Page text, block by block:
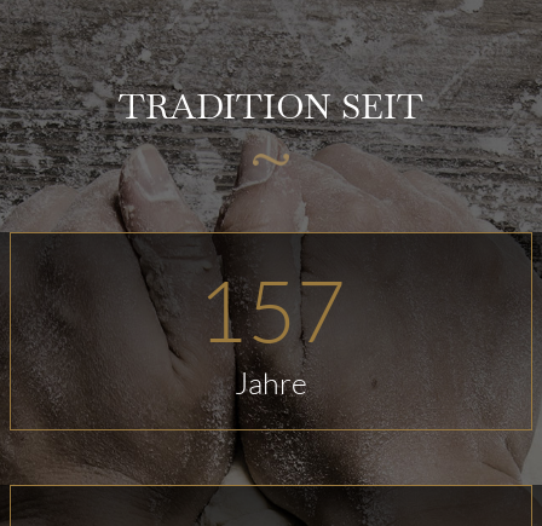
TRADITION SEIT
157
Jahre